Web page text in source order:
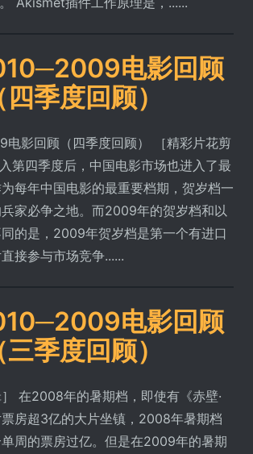
电影回顾
四季度回顾）
影回顾（四季度回顾） ［精彩片花剪
第四季度后，中国电影市场也进入了最
每年中国电影的最重要档期，贺岁档一
家必争之地。而2009年的贺岁档和以
的是，2009年贺岁档是第一个有进口
接参与市场竞争......
电影回顾
三季度回顾）
］ 在2008年的暑期档，即使有《赤壁·
票房超3亿的大片坐镇，2008年暑期档
周的票房过亿。但是在2009年的暑期